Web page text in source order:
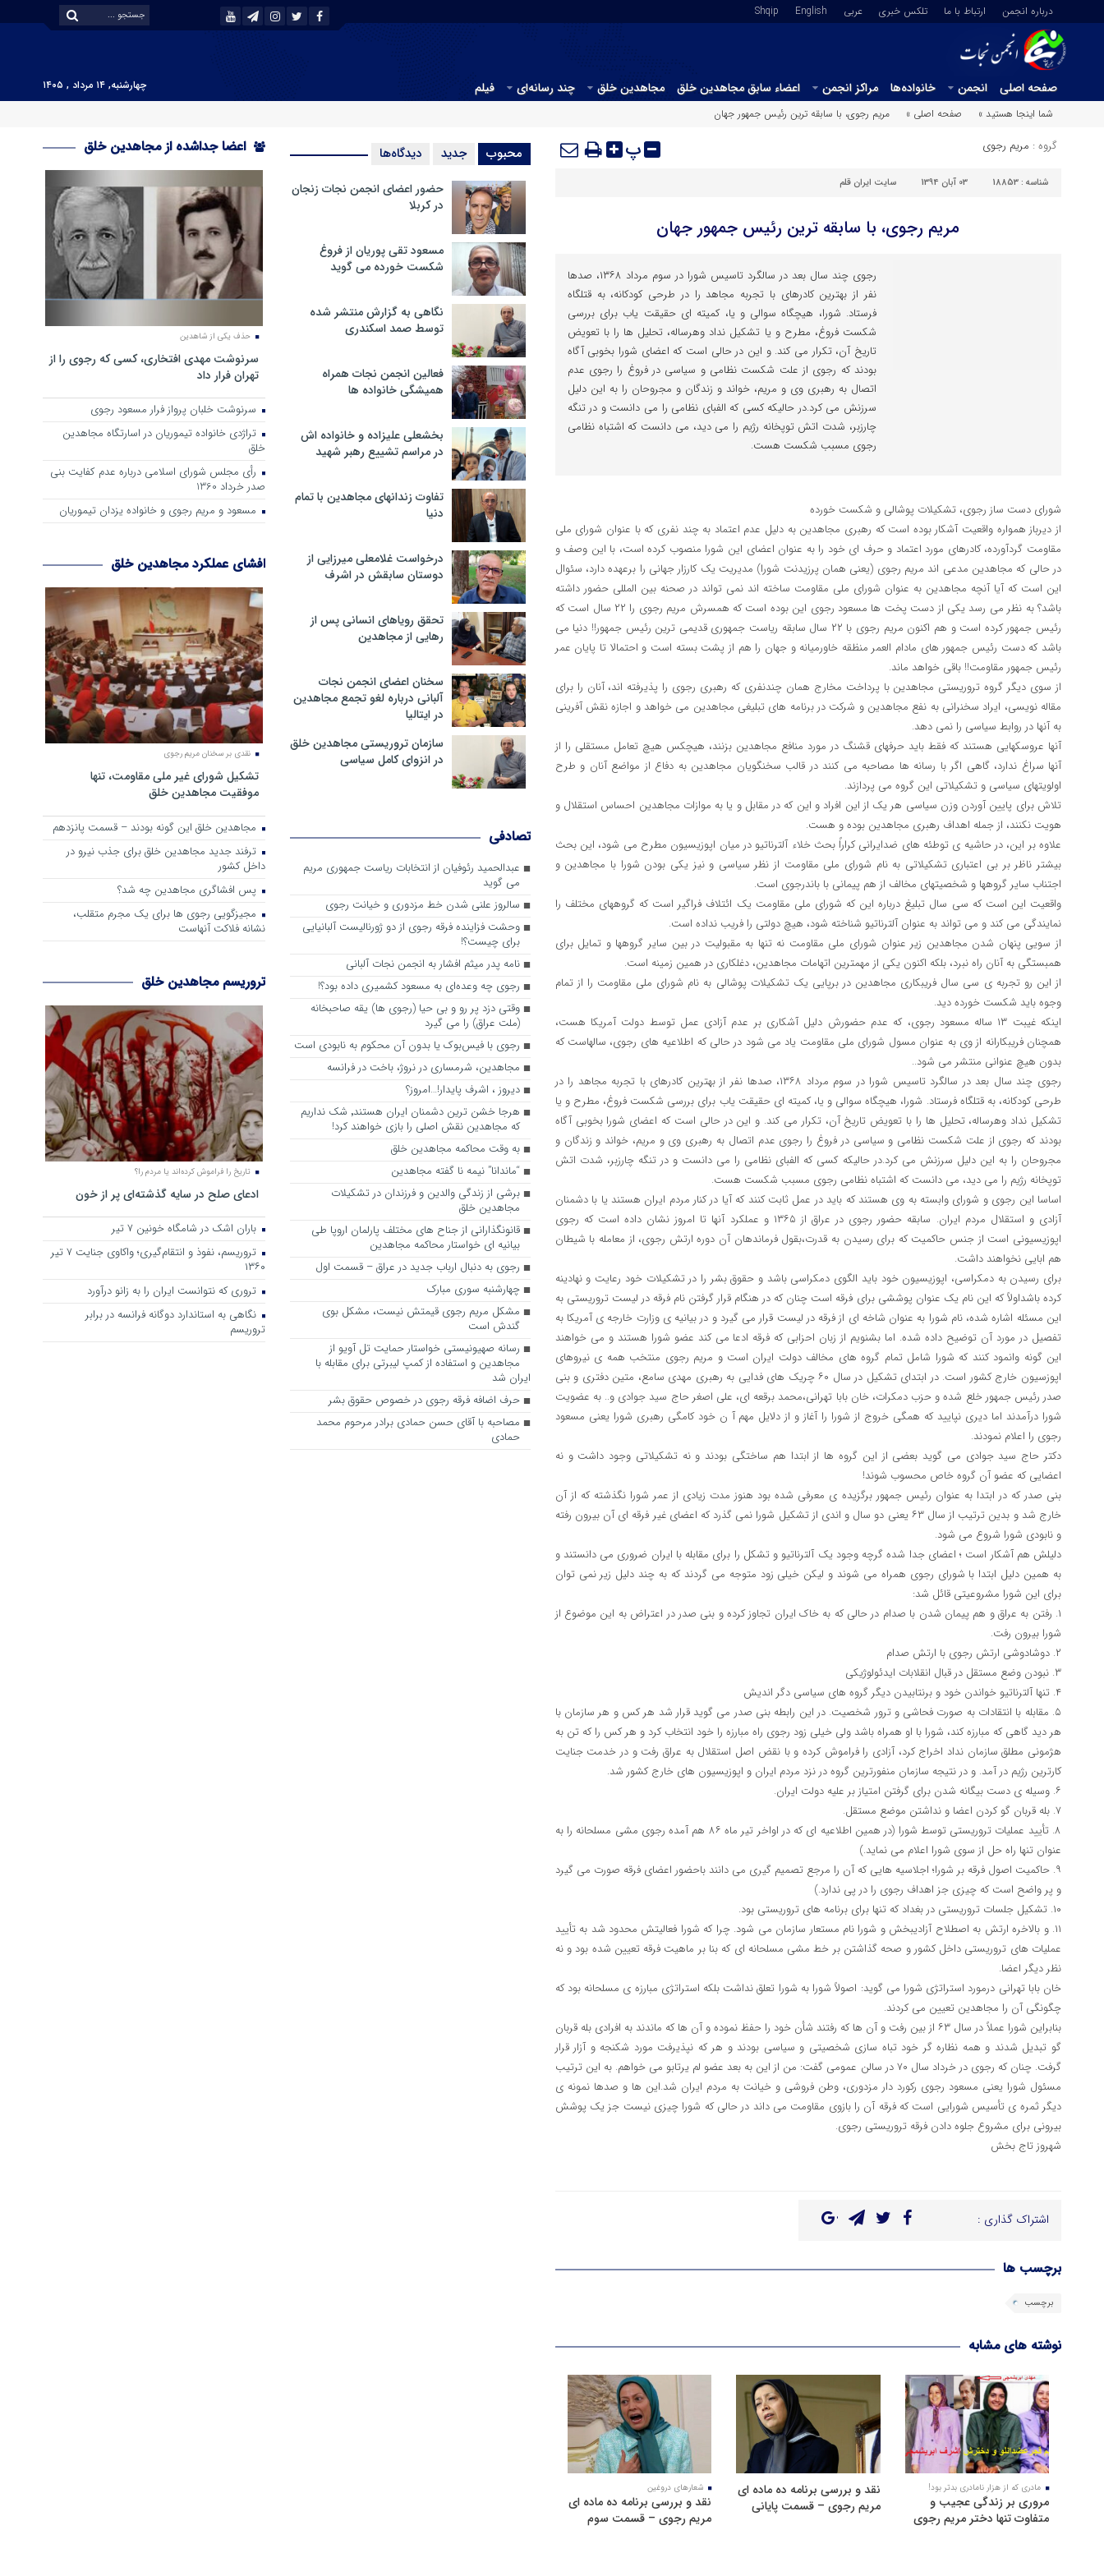
درباره انجمن ارتباط با ما تلکس خبری عربي English
Shqip
صفحه اصلی انجمن خانواده‌ها مراکز انجمن اعضاء سابق مجاهدین خلق مجاهدین خلق چند رسانه‌ای فیلم
چهارشنبه, ۱۴ مرداد , ۱۴۰۵
شما اینجا هستید »
صفحه اصلی » مریم رجوی، با سابقه ترین رئیس جمهور جهان
گروه : مریم رجوی پ
شناسه : 18853 03 آبان 1394 سایت ایران قلم
مریم رجوی، با سابقه ترین رئیس جمهور جهان
رجوی چند سال بعد در سالگرد تاسیس شورا در سوم مرداد ۱۳۶۸، صدها
نفر از بهترین کادرهای با تجربه مجاهد را در طرحی کودکانه، به قتلگاه
فرستاد. شورا، هیچگاه سوالی و یا، کمیته ای حقیقت یاب برای بررسی
شکست فروغ، مطرح و یا تشکیل نداد وهرساله، تحلیل ها را با تعویض
تاریخ آن، تکرار می کند. و این در حالی است که اعضای شورا بخوبی آگاه
بودند که رجوی از علت شکست نظامی و سیاسی در فروغ را رجوی عدم
اتصال به رهبری وی و مریم، خواند و زندگان و مجروحان را به این دلیل
سرزنش می کرد.در حالیکه کسی که الفبای نظامی را می دانست و در تنگه
چارزبر، شدت اتش توپخانه رژیم را می دید، می دانست که اشتباه نظامی
رجوی مسبب شکست هست.
شورای دست ساز رجوی، تشکیلات پوشالی و شکست خورده
از دیرباز همواره واقعیت آشکار بوده است که رهبری مجاهدین به دلیل عدم اعتماد به چند نفری که با عنوان شورای ملی
مقاومت گردآورده، کادرهای مورد اعتماد و حرف ای خود را به عنوان اعضای این شورا منصوب کرده است، با این وصف و
در حالی که مجاهدین مدعی اند مریم رجوی (یعنی همان پرزیدنت شورا) مدیریت یک کارزار جهانی را برعهده دارد، سئوال
این است که آیا آنچه مجاهدین به عنوان شورای ملی مقاومت ساخته اند نمی تواند در صحنه بین المللی حضور داشته
باشد؟ به نظر می رسد یکی از دست پخت ها مسعود رجوی این بوده است که همسرش مریم رجوی را ۲۲ سال است که
رئیس جمهور کرده است و هم اکنون مریم رجوی با ۲۲ سال سابقه ریاست جمهوری قدیمی ترین رئیس جمهور!! دنیا می
باشد که دست رئیس جمهور های مادام العمر منظقه خاورمیانه و جهان را هم از پشت بسته است و احتمالا تا پایان عمر
رئیس جمهور مقاومت!! باقی خواهد ماند.
از سوی دیگر گروه تروریستی مجاهدین با پرداخت مخارج همان چندنفری که رهبری رجوی را پذیرفته اند، آنان را برای
مقاله نویسی، ایراد سخنرانی به نفع مجاهدین و شرکت در برنامه های تبلیغی مجاهدین می خواهد و اجازه نقش آفرینی
به آنها در روابط سیاسی را نمی دهد.
آنها عروسکهایی هستند که فقط باید حرفهای قشنگ در مورد منافع مجاهدین بزنند، هیچکس هیچ تعامل مستقلی را از
آنها سراغ ندارد، گاهی اگر با رسانه ها مصاحبه می کنند در قالب سخنگویان مجاهدین به دفاع از مواضع آنان و طرح
اولویتهای سیاسی و تشکیلاتی این گروه می پردازند.
تلاش برای پایین آوردن وزن سیاسی هر یک از این افراد و این که در مقابل و یا به موازات مجاهدین احساس استقلال و
هویت نکنند، از جمله اهداف رهبری مجاهدین بوده و هست.
علاوه بر این، در حاشیه ی توطئه های ضدایرانی کراراً بحث خلاء آلترناتیو در میان اپوزیسیون مطرح می شود، این بحث
بیشتر ناظر بر بی اعتباری تشکیلاتی به نام شورای ملی مقاومت از نظر سیاسی و نیز یکی بودن شورا با مجاهدین و
اجتناب سایر گروهها و شخصیتهای مخالف از هم پیمانی با باندرجوی است.
واقعیت این است که سی سال تبلیغ درباره این که شورای ملی مقاومت یک ائتلاف فراگیر است که گروههای مختلف را
نمایندگی می کند و می تواند به عنوان آلترناتیو شناخته شود، هیچ دولتی را فریب نداده است.
از سویی پنهان شدن مجاهدین زیر عنوان شورای ملی مقاومت نه تنها به مقبولیت در بین سایر گروهها و تمایل برای
همبستگی به آنان راه نبرد، بلکه اکنون یکی از مهمترین اتهامات مجاهدین، دغلکاری در همین زمینه است.
از این رو تجربه ی سی سال فریبکاری مجاهدین در برپایی یک تشکیلات پوشالی به نام شورای ملی مقاومت را از تمام
وجوه باید شکست خورده دید.
اینکه غیبت ۱۳ ساله مسعود رجوی، که عدم حضورش دلیل آشکاری بر عدم آزادی عمل توسط دولت آمریکا هست،
همچنان فریبکارانه از وی به عنوان مسول شورای ملی مقاومت یاد می شود در حالی که اطلاعیه های رجوی، سالهاست که
بدون هیچ عنوانی منتشر می شود..
رجوی چند سال بعد در سالگرد تاسیس شورا در سوم مرداد ۱۳۶۸، صدها نفر از بهترین کادرهای با تجربه مجاهد را در
طرحی کودکانه، به قتلگاه فرستاد. شورا، هیچگاه سوالی و یا، کمیته ای حقیقت یاب برای بررسی شکست فروغ، مطرح و یا
تشکیل نداد وهرساله، تحلیل ها را با تعویض تاریخ آن، تکرار می کند. و این در حالی است که اعضای شورا بخوبی آگاه
بودند که رجوی از علت شکست نظامی و سیاسی در فروغ را رجوی عدم اتصال به رهبری وی و مریم، خواند و زندگان و
مجروحان را به این دلیل سرزنش می کرد.در حالیکه کسی که الفبای نظامی را می دانست و در تنگه چارزبر، شدت اتش
توپخانه رژیم را می دید، می دانست که اشتباه نظامی رجوی مسبب شکست هست.
اساسا این رجوی و شورای وابسته به وی هستند که باید در عمل ثابت کنند که آیا در کنار مردم ایران هستند یا با دشمنان
آزادی و استقلال مردم ایران. سابقه حضور رجوی در عراق از ۱۳۶۵ و عملکرد آنها تا امروز نشان داده است که رجوی
اپوزیسیونی است از جنس حاکمیت که برای رسیدن به قدرت،بقول فرماندهان آن دوره ارتش رجوی، از معامله با شیطان
هم ابایی نخواهند داشت.
برای رسیدن به دمکراسی، اپوزیسیون خود باید الگوی دمکراسی باشد و حقوق بشر را در تشکیلات خود رعایت و نهادینه
کرده باشداولاً که این نام یک عنوان پوششی برای فرقه است چنان که در هنگام قرار گرفتن نام فرقه در لیست تروریستی به
این مسئله اشاره شده، نام شورا به عنوان شاخه ای از فرقه در لیست قرار می گیرد و در بیانیه ی وزارت خارجه ی آمریکا به
تفصیل در مورد آن توضیح داده شده. اما بشنویم از زبان احزابی که فرقه ادعا می کند عضو شورا هستند و می خواهند
این گونه وانمود کنند که شورا شامل تمام گروه های مخالف دولت ایران است و مریم رجوی منتخب همه ی نیروهای
اپوزسیون خارج کشور است. در ابتدای تشکیل در سال ۶۰ چریک های فدایی به رهبری مهدی سامع، متین دفتری و بنی
صدر رئیس جمهور خلع شده و حزب دمکرات، خان بابا تهرانی،محمد برقعه ای، علی اصغر حاج سید جوادی و.. به عضویت
شورا درآمدند اما دیری نپایید که همگی خروج از شورا را آغاز و از دلایل مهم آ ن خود کامگی رهبری شورا یعنی مسعود
رجوی را اعلام نمودند.
دکتر حاج سید جوادی می گوید بعضی از این گروه ها از ابتدا هم ساختگی بودند و نه تشکیلاتی وجود داشت و نه
اعضایی که عضو آن گروه خاص محسوب شوند!
بنی صدر که در ابتدا به عنوان رئیس جمهور برگزیده ی معرفی شده بود هنوز مدت زیادی از عمر شورا نگذشته که از آن
خارج شد و بدین ترتیب از سال ۶۳ یعنی دو سال و اندی از تشکیل شورا نمی گذرد که اعضای غیر فرقه ای آن بیرون رفته
و نابودی شورا شروع می شود.
دلیلش هم آشکار است ؛ اعضای جدا شده گرچه وجود یک آلترناتیو و تشکل را برای مقابله با ایران ضروری می دانستند و
به همین دلیل ابتدا با شورای رجوی همراه می شوند و لیکن خیلی زود متوجه می گردند که به چند دلیل زیر نمی توان
برای این شورا مشروعیتی قائل شد:
۱. رفتن به عراق و هم پیمان شدن با صدام در حالی که به خاک ایران تجاوز کرده و بنی صدر در اعتراض به این موضوع از
شورا بیرون رفت.
۲. دوشادوشی ارتش رجوی با ارتش صدام
۳. نبودن وضع مستقل در قبال انقلابات ایدئولوژیکی
۴. تنها آلترناتیو خواندن خود و برنتابیدن دیگر گروه های سیاسی دگر اندیش
۵. مقابله با انتقادات به صورت فحاشی و ترور شخصیت. در این رابطه بنی صدر می گوید قرار شد هر کس و هر سازمان با
هر دید گاهی که مبارزه کند، شورا با او همراه باشد ولی خیلی زود رجوی راه مبارزه را خود انتخاب کرد و هر کس را که تن به
هژمونی مطلق سازمان نداد اخراج کرد، آزادی را فراموش کرده و با نقض اصل استقلال به عراق رفت و در خدمت جنایت
کارترین رژیم در آمد. و در نتیجه سازمان منفورترین گروه در نزد مردم ایران و اپوزیسیون های خارج کشور شد.
۶. وسیله ی دست بیگانه شدن برای گرفتن امتیاز بر علیه دولت ایران.
۷. بله قربان گو کردن اعضا و نداشتن موضع مستقل.
۸. تأیید عملیات تروریستی توسط شورا (در همین اطلاعیه ای که در اواخر تیر ماه ۸۶ هم آمده رجوی مشی مسلحانه را به
عنوان تنها راه حل از سوی شورا اعلام می نماید.)
۹. حاکمیت اصول فرقه بر شورا؛ اجلاسیه هایی که آن را مرجع تصمیم گیری می دانند باحضور اعضای فرقه صورت می گیرد
و پر واضح است که چیزی جز اهداف رجوی را در پی ندارد.)
۱۰. تشکیل جلسات تروریستی در بغداد که تنها برای برنامه های تروریستی بود.
۱۱. و بالاخره ارتش به اصطلاح آزادیبخش و شورا نام مستعار سازمان می شود. چرا که شورا فعالیتش محدود شد به تأیید
عملیات های تروریستی داخل کشور و صحه گذاشتن بر خط مشی مسلحانه ای که بنا بر ماهیت فرقه تعیین شده بود و نه
نظر دیگر اعضا.
خان بابا تهرانی درمورد استراتژی شورا می گوید: اصولاً شورا به شورا تعلق نداشت بلکه استراتژی مبارزه ی مسلحانه بود که
چگونگی آن را مجاهدین تعیین می کردند.
بنابراین شورا عملاً در سال ۶۳ از بین رفت و آن ها که رفتند شأن خود را حفظ نموده و آن ها که ماندند به افرادی بله قربان
گو تبدیل شدند و همه نظاره گر خود تباه سازی شخصیتی و سیاسی بودند و هر که نپذیرفت مورد شکنجه و آزار قرار
گرفت. چنان که رجوی در خرداد سال ۷۰ در سالن عمومی گفت: من از این به بعد عضو لم یرتابو می خواهم. به این ترتیب
مسئول شورا یعنی مسعود رجوی رکورد دار مزدوری، وطن فروشی و خیانت به مردم ایران شد.این ها و صدها نمونه ی
دیگر ثمره ی تأسیس شورایی است که فرقه آن را بازوی مقاومت می داند در حالی که شورا چیزی نیست جز یک پوشش
بیرونی برای مشروع جلوه دادن فرقه تروریستی رجوی.
شهروز تاج بخش
اشتراک گذاری :
برچسب ها
برچسب
نوشته های مشابه
مادری که از هزار نامادری بدتر بود!
مروری بر زندگی عجیب و
متفاوت تنها دختر مریم رجوی
نقد و بررسی برنامه ده ماده ای
مریم رجوی – قسمت پایانی
شعارهای دروغین
نقد و بررسی برنامه ده ماده ای
مریم رجوی – قسمت سوم
محبوب جدید دیدگاه‌ها
حضور اعضای انجمن نجات زنجان
در کربلا
مسعود تقی پوریان از فروغ
شکست خورده می گوید
نگاهی به گزارش منتشر شده
توسط صمد اسکندری
فعالین انجمن نجات همراه
همیشگی خانواده ها
بخشعلی علیزاده و خانواده اش
در مراسم تشییع رهبر شهید
تفاوت زندانهای مجاهدین با تمام
دنیا
درخواست غلامعلی میرزایی از
دوستان سابقش در اشرف
تحقق رویاهای انسانی پس از
رهایی از مجاهدین
سخنان اعضای انجمن نجات
آلبانی درباره لغو تجمع مجاهدین
در ایتالیا
سازمان تروریستی مجاهدین خلق
در انزوای کامل سیاسی
تصادفی
عبدالحمید رئوفیان از انتخابات ریاست جمهوری مریم
می گوید
سالروز علنی شدن خط مزدوری و خیانت رجوی
وحشت فزاینده فرقه رجوی از دو ژورنالیست آلبانیایی
برای چیست؟!
نامه پدر میثم افشار به انجمن نجات آلبانی
رجوی چه وعده‌ای به مسعود کشمیری داده بود؟!
وقتی دزد پر رو و بی حیا (رجوی ها) یقه صاحبخانه
(ملت عراق) را می گیرد
رجوی با فیس‌بوک یا بدون آن محکوم به نابودی است
مجاهدین، شرم‎ساری در نروژ، باخت در فرانسه
ديروز ، اشرف پايدار!…امروز؟
هرجا خشن ترین دشمنان ایران هستند٬ شک نداریم
که مجاهدین نقش اصلی را بازی خواهند کرد!
به وقت محاکمه مجاهدین خلق
“ماندانا” نیمه نا گفته مجاهدین
برشی از زندگی والدین و فرزندان در تشکیلات
مجاهدین خلق
قانونگذارانی از جناح های مختلف پارلمان اروپا طی
بیانیه ای خواستار محاکمه مجاهدین
رجوی به دنبال ارباب جدید در عراق – قسمت اول
چهارشنبه سوری مبارک
مشکل مریم رجوی قیمتش نیست، مشکل بوی
گندش است
رسانه صهیونیستی خواستار حمایت تل آویو از
مجاهدین و استفاده از کمپ لیبرتی برای مقابله با
ایران شد
حرف اضافه فرقه رجوی در خصوص حقوق بشر
مصاحبه با آقای حسن حمادی برادر مرحوم محمد
حمادی
اعضا جداشده از مجاهدین خلق
حذف یکی از شاهدین
سرنوشت مهدی افتخاری، کسی که رجوی را از
تهران فرار داد
سرنوشت خلبان پرواز فرار مسعود رجوی
تراژدی خانواده تیموریان در اسارتگاه مجاهدین
خلق
رأی مجلس شورای اسلامی درباره عدم كفایت بنی
صدر خرداد 1360
مسعود و مریم رجوی و خانواده یزدان تیموریان
افشای عملکرد مجاهدین خلق
نقدی بر سخنان مریم رجوی
تشکیل شورای غیر ملی مقاومت، تنها
موفقیت مجاهدین خلق
مجاهدین خلق این گونه بودند – قسمت پانزدهم
ترفند جدید مجاهدین خلق برای جذب نیرو در
داخل کشور
پس افشاگری مجاهدین چه شد؟
مجیزگویی رجوی ها برای یک مجرم متقلب،
نشانه فلاکت آنهاست
تروریسم مجاهدین خلق
تاریخ را فراموش کرده‌اند یا مردم را؟
ادعای صلح در سایه گذشته‌ای پر از خون
باران اشک در شامگاه خونین 7 تیر
تروریسم، نفوذ و انتقام‌گیری؛ واکاوی جنایت ۷ تیر
۱۳۶۰
تروری که نتوانست ایران را به زانو درآورد
نگاهی به استاندارد دوگانه فرانسه در برابر
تروریسم